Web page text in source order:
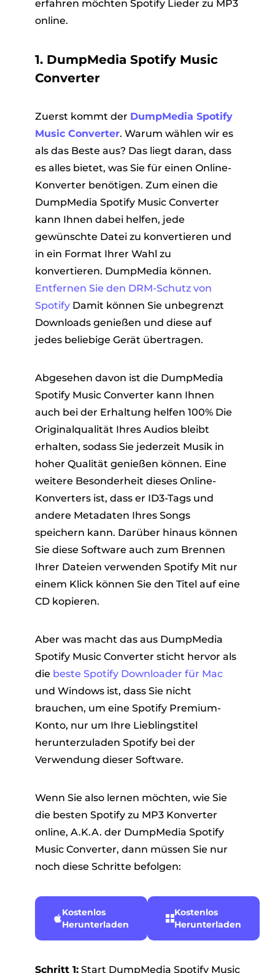
erfahren möchten Spotify Lieder zu MP3
online.
1. DumpMedia Spotify Music
Converter
Zuerst kommt der DumpMedia Spotify
Music Converter. Warum wählen wir es
als das Beste aus? Das liegt daran, dass
es alles bietet, was Sie für einen Online-
Konverter benötigen. Zum einen die
DumpMedia Spotify Music Converter
kann Ihnen dabei helfen, jede
gewünschte Datei zu konvertieren und
in ein Format Ihrer Wahl zu
konvertieren. DumpMedia können.
Entfernen Sie den DRM-Schutz von
SpotifyDamit können Sie unbegrenzt
Downloads genießen und diese auf
jedes beliebige Gerät übertragen.
Abgesehen davon ist die DumpMedia
Spotify Music Converter kann Ihnen
auch bei der Erhaltung helfen 100% Die
Originalqualität Ihres Audios bleibt
erhalten, sodass Sie jederzeit Musik in
hoher Qualität genießen können. Eine
weitere Besonderheit dieses Online-
Konverters ist, dass er ID3-Tags und
andere Metadaten Ihres Songs
speichern kann. Darüber hinaus können
Sie diese Software auch zum Brennen
Ihrer Dateien verwenden Spotify Mit nur
einem Klick können Sie den Titel auf eine
CD kopieren.
Aber was macht das aus DumpMedia
Spotify Music Converter sticht hervor als
die beste Spotify Downloader für Mac
und Windows ist, dass Sie nicht
brauchen, um eine Spotify Premium-
Konto, nur um Ihre Lieblingstitel
herunterzuladen Spotify bei der
Verwendung dieser Software.
Wenn Sie also lernen möchten, wie Sie
die besten Spotify zu MP3 Konverter
online, A.K.A. der DumpMedia Spotify
Music Converter, dann müssen Sie nur
noch diese Schritte befolgen:
Kostenlos
Herunterladen
Kostenlos
Herunterladen
Schritt 1:Start DumpMedia Spotify Music